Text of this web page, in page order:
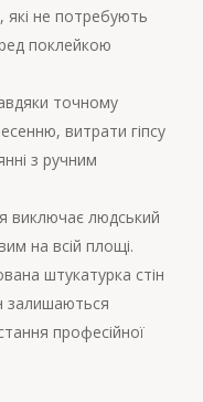
які не потребують
поклейкою
точному
витрати гіпсу
з ручним
виключає людський
на всій площі.
штукатурка стін
залишаються
професійної